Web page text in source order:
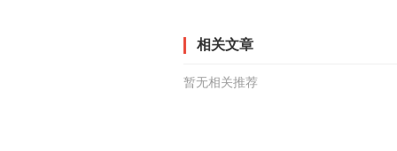
相关文章
暂无相关推荐